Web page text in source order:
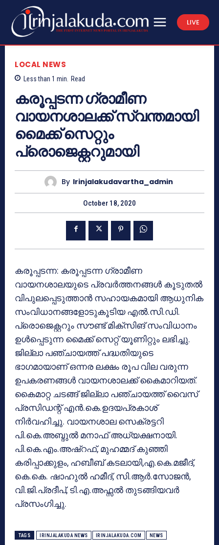
LIVE
LOCAL NEWS
Less than 1 min. Read
കരൂപ്പടന്ന ഗ്രാമീണ
വായനശാലക്ക് സ്വന്തമായി
മൈക്ക് സെറ്റും
പ്രൊജെക്റ്ററുമായി
By Irinjalakudavartha_admin
October 18, 2020
കരൂപ്പടന്ന: കരൂപ്പടന്ന ഗ്രാമീണ
വായനശാലയുടെ പ്രവര്‍ത്തനങ്ങള്‍ കൂടുതല്‍
വിപുലപ്പെടുത്താന്‍ സഹായകമായി ആധുനിക
സംവിധാനങ്ങളോടുകൂടിയ എല്‍.സി.ഡി.
പ്രൊജെക്റ്ററും സൗണ്ട് മിക്സിങ് സംവിധാനം
ഉള്‍പ്പെടുന്ന മൈക്ക് സെറ്റ് യൂണിറ്റും ലഭിച്ചു.
ജില്ലാ പഞ്ചായത്ത് പദ്ധതിയുടെ
ഭാഗമായാണ് ഒന്നര ലക്ഷം രൂപ വില വരുന്ന
ഉപകരണങ്ങള്‍ വായനശാലക്ക് കൈമാറിയത്.
കൈമാറ്റ ചടങ്ങ് ജില്ലാ പഞ്ചായത്ത് വൈസ്
പ്രസിഡന്റ് എന്‍.കെ.ഉദയപ്രകാശ്
നിര്‍വഹിച്ചു. വായനശാല സെക്രട്ടറി
പി.കെ.അബ്ദുല്‍ മനാഫ് അധ്യക്ഷനായി.
പി.കെ.എം.അഷ്‌റഫ്‌, മുഹമ്മദ്‌ കുഞ്ഞി
കരിപ്പാക്കുളം, ഹബീബ് കടലായി,എ.കെ.മജീദ്‌,
കെ.കെ. ഷാഹുല്‍ ഹമീദ്, സി.ആര്‍.സോജന്‍,
വി.ജി.പ്രദീപ്‌, ടി.എ.അഫ്സല്‍ തുടങ്ങിയവര്‍
പ്രസംഗിച്ചു.
TAGS IRINJALAKUDA NEWS IRINJALAKUDA.COM NEWS